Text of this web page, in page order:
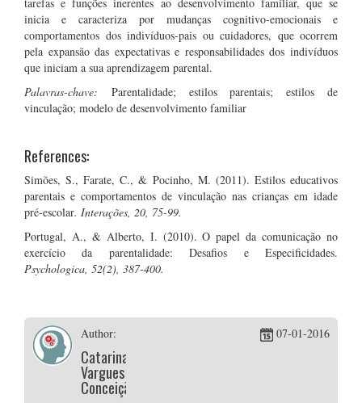
inicia e caracteriza por mudanças cognitivo-emocionais e
comportamentos dos indivíduos-pais ou cuidadores, que ocorrem
pela expansão das expectativas e responsabilidades dos indivíduos
que iniciam a sua aprendizagem parental.
Palavras-chave: Parentalidade; estilos parentais; estilos de
vinculação; modelo de desenvolvimento familiar
References:
Simões, S., Farate, C., & Pocinho, M. (2011). Estilos educativos
parentais e comportamentos de vinculação nas crianças em idade
pré-escolar. Interações, 20, 75-99.
Portugal, A., & Alberto, I. (2010). O papel da comunicação no
exercício da parentalidade: Desafios e Especificidades.
Psychologica, 52(2), 387-400.
Author:
Catarina
Vargues
Conceição
07-01-2016